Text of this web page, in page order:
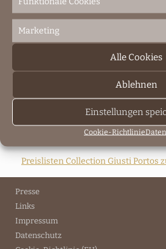
Marketing
Alle Cookies
Ablehnen
Einstellungen
Cookie-Richtlinie
Stuhl Lester
ab 4 Stück: 1750,00 €
Polsterstuhl mit dekorativer Quaste
Preislisten Collection Giusti Portos
Presse
Links
Impressum
Datenschutz